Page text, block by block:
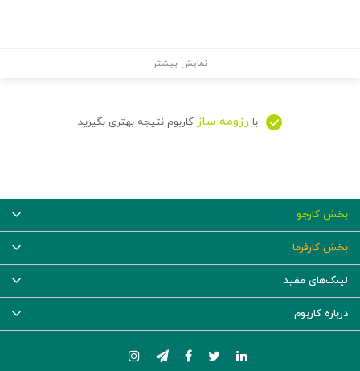
نمایش بیشتر
با رزومه ساز کاربوم نتیجه بهتری بگیرید
بخش کارجو
بخش کارفرما
لینک‌های مفید
درباره کاربوم